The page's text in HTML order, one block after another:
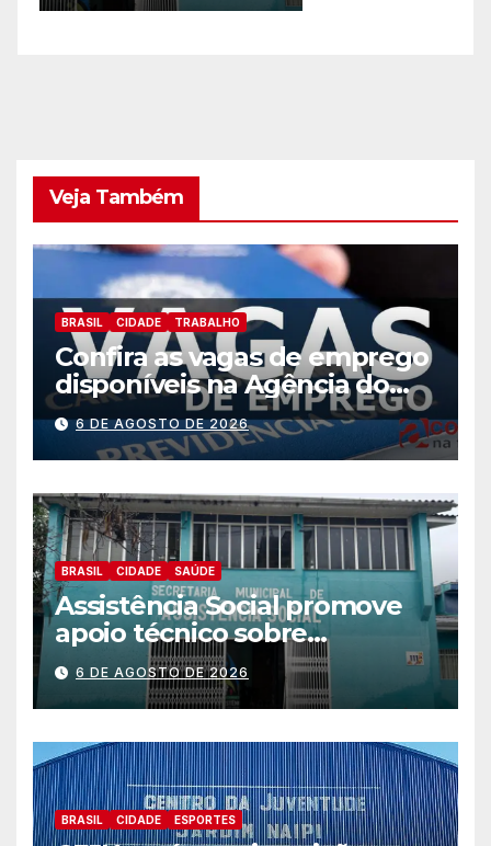
Veja Também
BRASIL CIDADE TRABALHO
Confira as vagas de emprego
disponíveis na Agência do
Trabalhador
6 DE AGOSTO DE 2026
BRASIL CIDADE SAÚDE
Assistência Social promove
apoio técnico sobre
preparação e resposta a
situações de emergência e
calamidade pública
6 DE AGOSTO DE 2026
BRASIL CIDADE ESPORTES